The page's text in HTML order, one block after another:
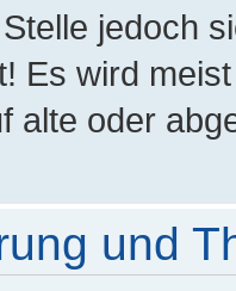
jedoch
Es wird
alte oder
und